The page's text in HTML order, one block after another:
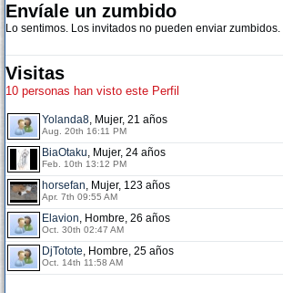
Envíale un zumbido
Lo sentimos. Los invitados no pueden enviar zumbidos. |
Visitas
10 personas han visto este Perfil
Yolanda8, Mujer, 21 años
Aug. 20th 16:11 PM
BiaOtaku, Mujer, 24 años
Feb. 10th 13:12 PM
horsefan, Mujer, 123 años
Apr. 7th 09:55 AM
Elavion, Hombre, 26 años
Oct. 30th 02:47 AM
DjTotote, Hombre, 25 años
Oct. 14th 11:58 AM